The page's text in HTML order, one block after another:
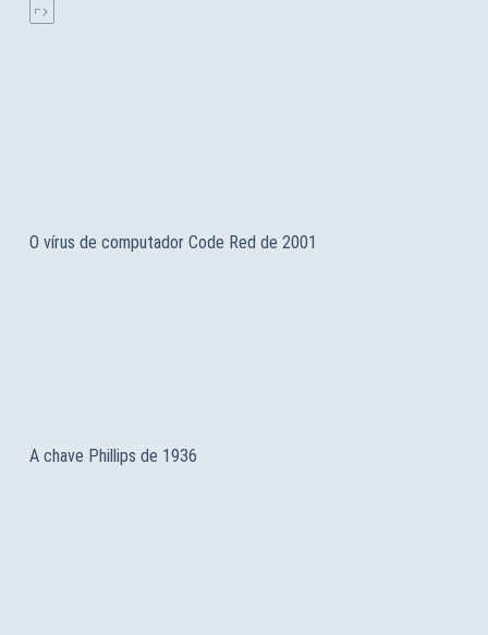
O vírus de computador Code Red de 2001
A chave Phillips de 1936